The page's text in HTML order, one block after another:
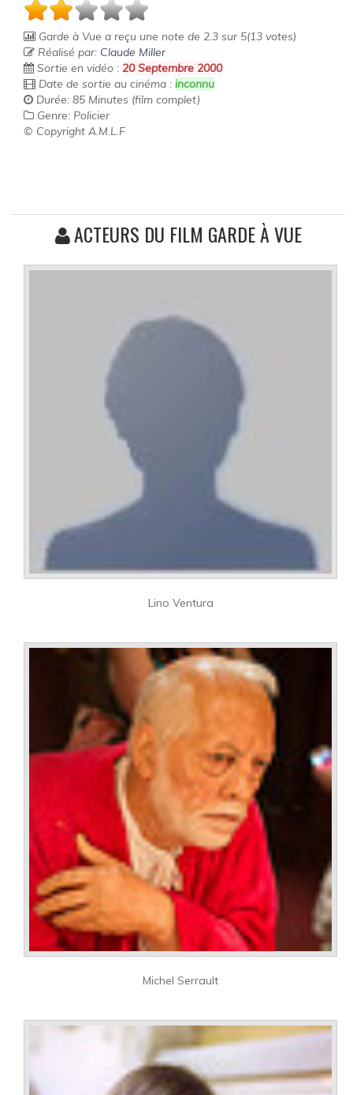
Garde à Vue a reçu une note de 2.3 sur 5(13 votes)
Réalisé par: Claude Miller
Sortie en vidéo : 20 Septembre 2000
Date de sortie au cinéma : inconnu
Durée: 85 Minutes (film complet)
Genre: Policier
© Copyright A.M.L.F
ACTEURS DU FILM GARDE À VUE
Lino Ventura
Michel Serrault